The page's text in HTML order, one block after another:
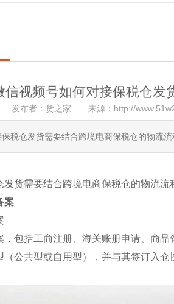
信视频号如何对接保税仓发
发布者：货之家 来源：http://
税仓发货需要结合跨境电商保税仓的物流
货需要结合跨境电商保税仓的物流
案
包括工商注册、海关账册申请、商品
公共型或自用型），并与其签订入仓